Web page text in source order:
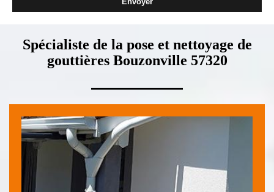
Spécialiste de la pose et nettoyage de
gouttières Bouzonville 57320